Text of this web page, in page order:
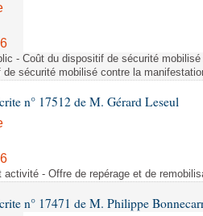
- Coût du dispositif de sécurité
de sécurité mobilisé contre la
n° 17512 de M. Gérard Leseul
activité - Offre de repérage et de
n° 17471 de M. Philippe